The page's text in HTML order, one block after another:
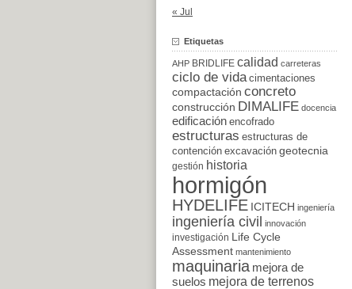
« Jul
Etiquetas
AHP BRIDLIFE calidad carreteras
ciclo de vida cimentaciones
compactación concreto
construcción DIMALIFE docencia
edificación encofrado
estructuras estructuras de
contención excavación geotecnia
gestión historia
hormigón
HYDELIFE ICITECH ingeniería
ingeniería civil innovación
investigación
Life Cycle
Assessment mantenimiento
maquinaria mejora de
suelos mejora de terrenos